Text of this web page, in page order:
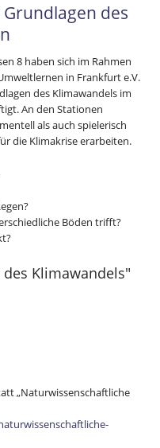
des
8 haben sich im Rahmen
in Frankfurt e.V.
des Klimawandels im
An den Stationen
als auch spielerisch
die Klimakrise erarbeiten.
Böden trifft?
Klimawandels"
„Naturwissenschaftliche